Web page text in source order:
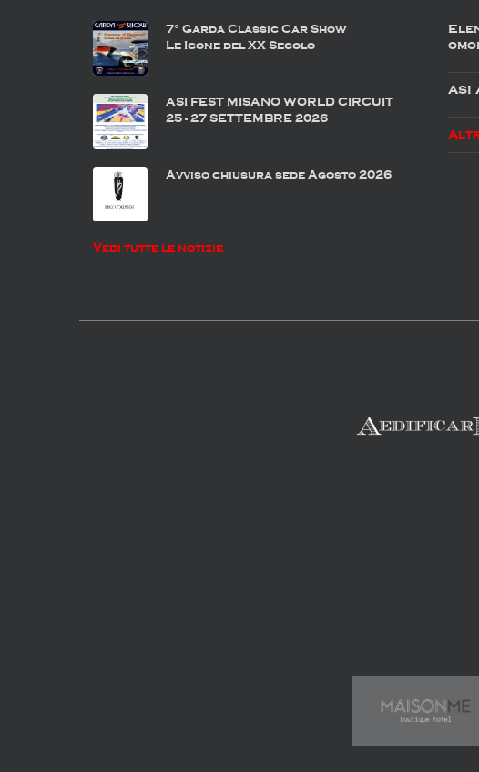
7° Garda Classic Car Show
Le Icone del XX Secolo
ASI FEST MISANO WORLD CIRCUIT
25 - 27 SETTEMBRE 2026
Avviso chiusura sede Agosto 2026
Vedi tutte le notizie
ASI